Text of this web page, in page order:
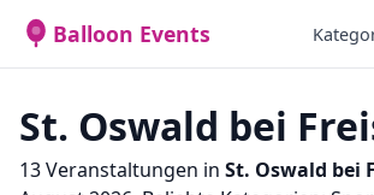
Balloon Events
St. Oswald bei
13 Veranstaltungen in St. Oswald bei